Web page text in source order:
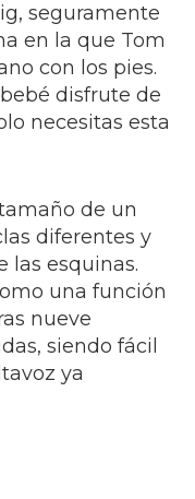
seguramente
en la que Tom
con los pies.
disfrute de
necesitas esta
de un
diferentes y
las esquinas.
una función
nueve
siendo fácil
ya